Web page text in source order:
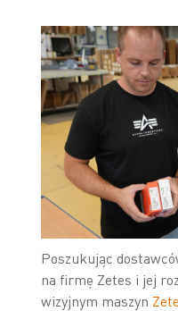
Poszukując
na firmę Zetes i jej
wizyjnym maszyn